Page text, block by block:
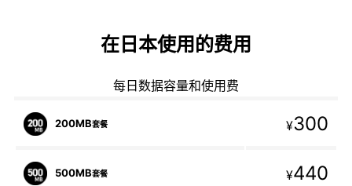
在日本使用的费用
每日数据容量和使用费
200MB套餐 ¥300
500MB套餐 ¥440